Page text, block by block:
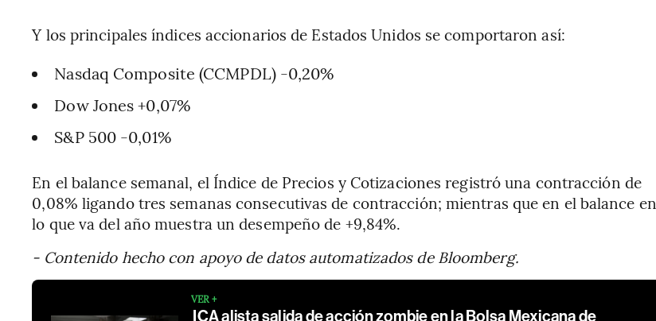
Y los principales índices accionarios de Estados Unidos se comportaron así:
Nasdaq Composite (CCMPDL) -0,20%
Dow Jones +0,07%
S&P 500 -0,01%
En el balance semanal, el Índice de Precios y Cotizaciones registró una contracción de
0,08% ligando tres semanas consecutivas de contracción; mientras que en el balance en
lo que va del año muestra un desempeño de +9,84%.
- Contenido hecho con apoyo de datos automatizados de Bloomberg.
VER +
ICA alista salida de acción zombie en la Bolsa Mexicana de